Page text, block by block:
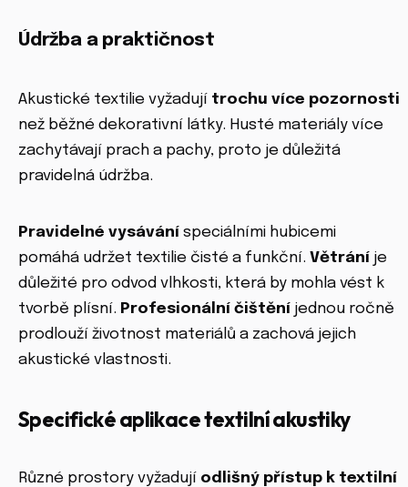
Údržba a praktičnost
Akustické textilie vyžadují trochu více pozornosti
než běžné dekorativní látky. Husté materiály více
zachytávají prach a pachy, proto je důležitá
pravidelná údržba.
Pravidelné vysávání speciálními hubicemi
pomáhá udržet textilie čisté a funkční. Větrání je
důležité pro odvod vlhkosti, která by mohla vést k
tvorbě plísní. Profesionální čištění jednou ročně
prodlouží životnost materiálů a zachová jejich
akustické vlastnosti.
Specifické aplikace textilní akustiky
Různé prostory vyžadují odlišný přístup k textilní